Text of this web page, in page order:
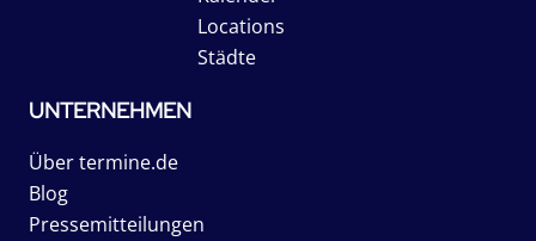
Locations
Städte
UNTERNEHMEN
Über termine.de
Blog
Pressemitteilungen